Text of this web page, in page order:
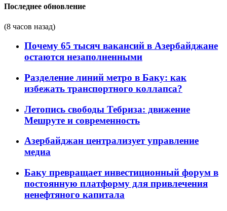
Последнее обновление
(8 часов назад)
Почему 65 тысяч вакансий в Азербайджане
остаются незаполненными
Разделение линий метро в Баку: как
избежать транспортного коллапса?
Летопись свободы Тебриза: движение
Мешруте и современность
Азербайджан централизует управление
медиа
Баку превращает инвестиционный форум в
постоянную платформу для привлечения
ненефтяного капитала